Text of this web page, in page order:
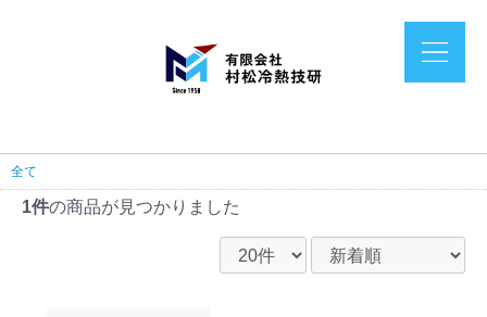
全て
1件の商品が見つかりました